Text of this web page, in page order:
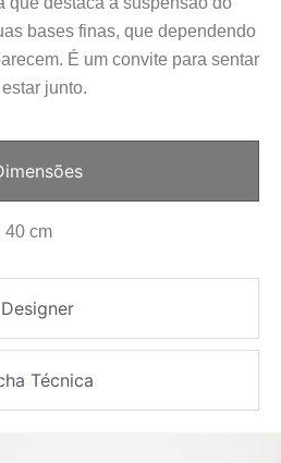
bases finas, que dependendo
É um convite para sentar
junto.
Designer
Técnica
40 cm